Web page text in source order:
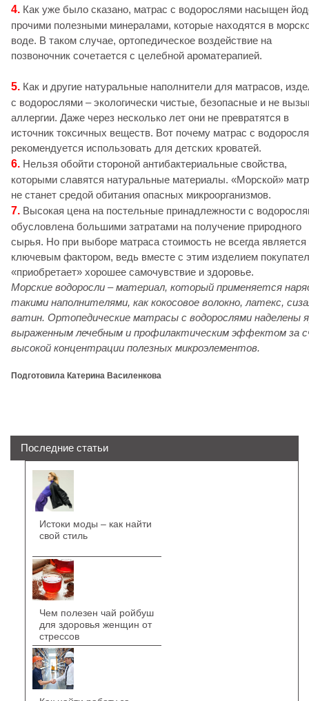
4. Как уже было сказано, матрас с водорослями насыщен
прочими полезными минералами, которые находятся в
воде. В таком случае, ортопедическое воздействие на
позвоночник сочетается с целебной ароматерапией.
5. Как и другие натуральные наполнители для матрасов,
с водорослями – экологически чистые, безопасные и не
аллергии. Даже через несколько лет они не превратятся в
источник токсичных веществ. Вот почему матрас с
рекомендуется использовать для детских кроватей.
6. Нельзя обойти стороной антибактериальные свойства,
которыми славятся натуральные материалы. «Морской»
не станет средой обитания опасных микроорганизмов.
7. Высокая цена на постельные принадлежности с
обусловлена большими затратами на получение природного
сырья. Но при выборе матраса стоимость не всегда является
ключевым фактором, ведь вместе с этим изделием
«приобретает» хорошее самочувствие и здоровье.
Морские водоросли – материал, который применяется
такими наполнителями, как кокосовое волокно, латекс,
ватин. Ортопедические матрасы с водорослями наделены
выраженным лечебным и профилактическим эффектом за
высокой концентрации полезных микроэлементов.
Подготовила Катерина Василенкова
Последние статьи
Истоки моды – как найти
свой стиль
Чем полезен чай ройбуш
для здоровья женщин от
стрессов